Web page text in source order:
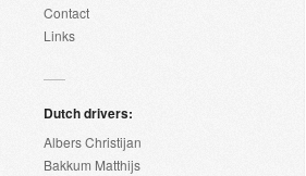
Contact
Links
Dutch drivers:
Albers Christijan
Bakkum Matthijs